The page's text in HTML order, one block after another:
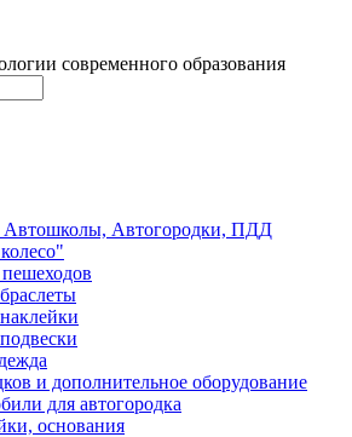
современного образования
Автошколы, Автогородки, ПДД
и дополнительное оборудование
для автогородка
основания